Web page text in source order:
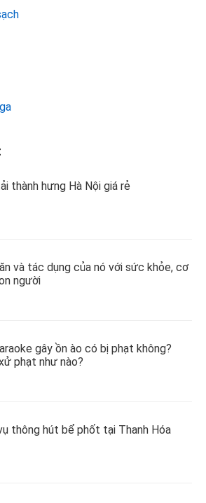
thành hưng Hà Nội giá rẻ
và tác dụng của nó với sức khỏe, cơ
người
gây ồn ào có bị phạt không?
phạt như nào?
thông hút bể phốt tại Thanh Hóa